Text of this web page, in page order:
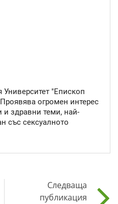
"Епископ
огромен интерес
здравни теми, най-
със сексуалното
Следваща
публикация